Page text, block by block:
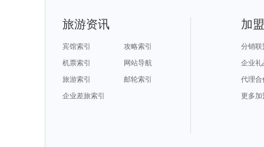
旅游资讯
宾馆索引
攻略索引
机票索引
网站导航
旅游索引
邮轮索引
企业差旅索引
加
分销联
企业礼
代理合
更多加